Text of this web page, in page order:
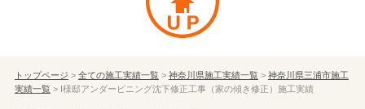
トップページ > 全ての施工実績一覧> 神奈川県施工実績一覧> 神奈川県三浦市施工
実績一覧> I様邸アンダーピニング沈下修正工事（家の傾き修正）施工実績